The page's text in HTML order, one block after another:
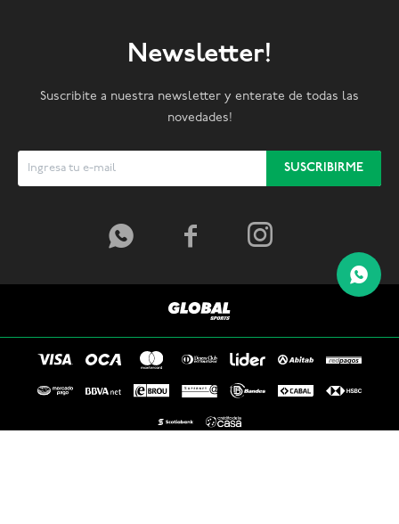
Newsletter!
Suscribite a nuestra newsletter y enterate de todas las
novedades!
SUSCRIBIRME
  